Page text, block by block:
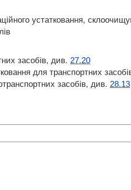
устатковання,
засобів, див. 27.20
для транспортних
засобів, див. 28.13